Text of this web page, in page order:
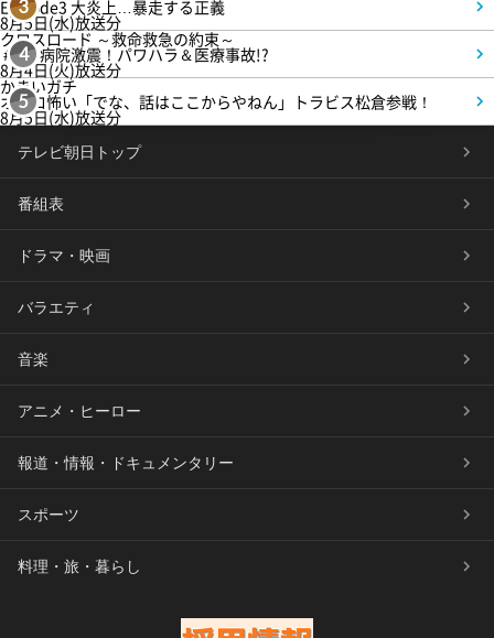
3
Episode3 大炎上…暴走する正義
8月5日(水)放送分
4
クロスロード ～救命救急の約束～
＃5 病院激震！パワハラ＆医療事故!?
8月4日(火)放送分
5
かまいガチ
オモロ怖い「でな、話はここからやねん」トラビス松倉参戦！
8月5日(水)放送分
テレビ朝日トップ
番組表
ドラマ・映画
バラエティ
音楽
アニメ・ヒーロー
報道・情報・ドキュメンタリー
スポーツ
料理・旅・暮らし